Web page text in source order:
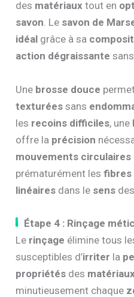
des matériaux tout en
savon. Le savon de
idéal grâce à sa
action dégraissante sans
Une brosse douce
texturées sans
les recoins difficiles, une
offre la précision
mouvements circulaires
prématurément lesfibres
linéaires dans le sens des
Étape 4 : Rinçage
Le rinçage élimine tous
susceptibles d’irriter la
propriétés des matériaux
minutieusement chaque